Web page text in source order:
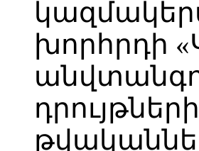
խորհրդի